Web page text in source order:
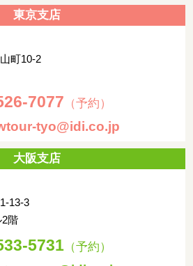
東京支店
町10-2
7077 （予約）
tyo@idi.co.jp
大阪支店
13-3
階
5731 （予約）